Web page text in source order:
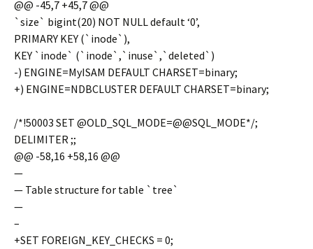
@@ -45,7 +45,7 @@
`size` bigint(20) NOT NULL default ‘0’,
PRIMARY KEY (`inode`),
KEY `inode` (`inode`,`inuse`,`deleted`)
-) ENGINE=MyISAM DEFAULT CHARSET=binary;
+) ENGINE=NDBCLUSTER DEFAULT CHARSET=binary;
/*!50003 SET @OLD_SQL_MODE=@@SQL_MODE*/;
DELIMITER ;;
@@ -58,16 +58,16 @@
—
— Table structure for table `tree`
—
–
+SET FOREIGN_KEY_CHECKS = 0;